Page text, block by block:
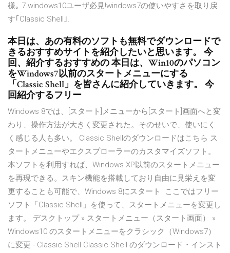
様｡ 7.windows10ユーザ必見!windows7の使いやすさを取り戻
す｢Classic Shell｣.
本日は、あの有料のソフトも無料でダウンロードで
きるおすすめサイトを紹介したいと思います。 今
回、紹介するおすすめの 本日は、Win10のパソコン
をWindows7以前のスタートメニューにする
「Classic Shell」を皆さんに紹介していきます。 今
回紹介するフリー
Windows 8では、[スタート]メニューから[スタート]画面へと変
わり、操作方法が大きく変更された。そのせいで、使いにく
く感じる人も多い。 Classic Shellのダウンロードはこちら ス
タートメニューやエクスプローラーのカスタマイズソフト。
本ソフトを利用すれば、Windows XP以前のスタートメニュー
を再現できる。スキン機能を搭載しており自由に見栄えを変
更することも可能で、Windows 8にスタート ここではフリー
ソフト「Classic Shell」を使って、スタートメニューを変更し
ます。 デスクトップ » スタートメニュー（スタート画面） »
Windows10 のスタートメニューをクラシック（Windows7）
に変更 - Classic Shell Classic Shell のダウンロード・インスト